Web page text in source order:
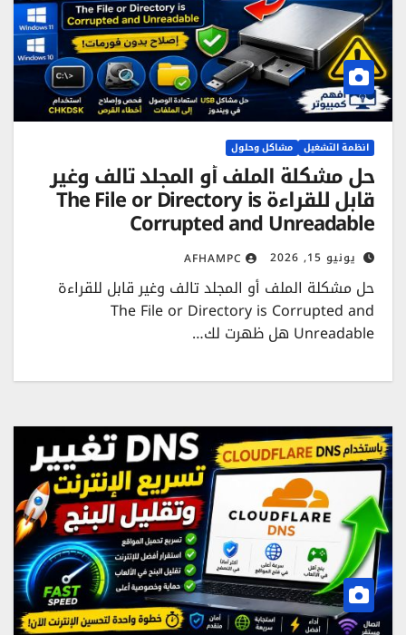
انظمة التشغيل مشاكل وحلول
حل مشكلة الملف أو المجلد تالف وغير
قابل للقراءة The File or Directory is
Corrupted and Unreadable
يونيو 15, 2026 AFHAMPC
حل مشكلة الملف أو المجلد تالف وغير قابل للقراءة
The File or Directory is Corrupted and
Unreadable هل ظهرت لك…